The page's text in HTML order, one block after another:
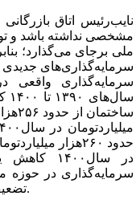
نایب‌رئیس اتاق
مشخصی نداشته باشد و
ملی برجای می‌گذارد؛
سرمایه‌گذاری‌های جدیدی
سرمایه‌گذاری
در
سرمایه‌گذاری در حوزه
تضعیف سرمایه‌گذاری در حوزه ساختمان است.